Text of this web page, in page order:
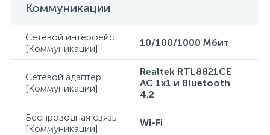
Коммуникации
Сетевой интерфейс
[Коммуникации]
10/100/1000 Mбит
Сетевой адаптер
[Коммуникации]
Realtek RTL8821CE
AC 1x1 и Bluetooth
4.2
Беспроводная связь
[Коммуникации]
Wi-Fi